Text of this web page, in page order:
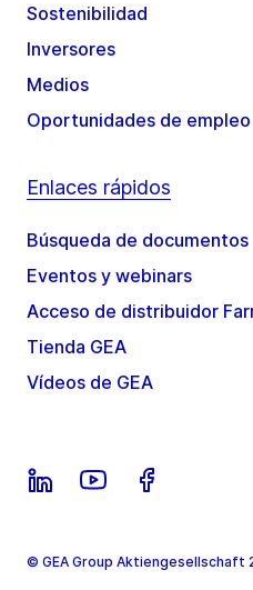
Sostenibilidad
Inversores
Medios
Oportunidades de empleo
Enlaces rápidos
Búsqueda de documentos
Eventos y webinars
Acceso de distribuidor
Tienda GEA
Vídeos de GEA
© GEA Group Aktiengesellschaft